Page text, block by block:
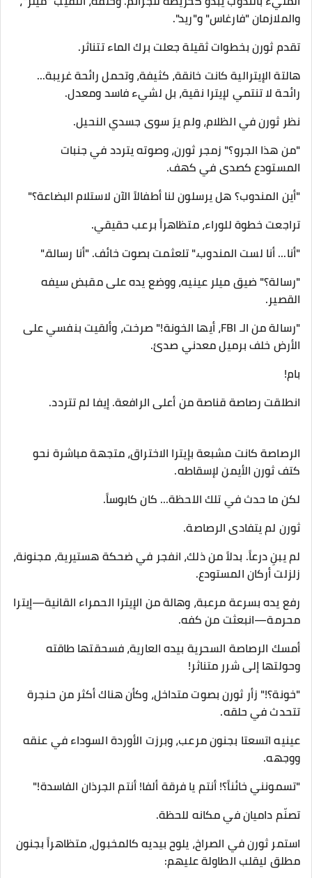
والملازمان "فارغاس" و"ريد".
​تقدم ثورن بخطوات ثقيلة جعلت برك الماء تتناثر.
هالتة الإيترالية كانت خانقة، كثيفة، وتحمل رائحة غريبة...
رائحة لا تنتمي لإيترا نقية، بل لشيء فاسد ومعدل.
​نظر ثورن في الظلام، ولم يرَ سوى جسدي النحيل.
​"من هذا الجرو؟" زمجر ثورن، وصوته يتردد في جنبات
المستودع كصدى في كهف.
"أين المندوب؟ هل يرسلون لنا أطفالاً الآن لاستلام البضاعة؟"
​تراجعت خطوة للوراء، متظاهراً برعب حقيقي.
​"أنا... أنا لست المندوب." تلعثمت بصوت خائف. "أنا رسالة."
​"رسالة؟" ضيق ميلر عينيه، ووضع يده على مقبض سيفه
القصير.
​"رسالة من الـ FBI، أيها الخونة!" صرخت، وألقيت بنفسي على
الأرض خلف برميل معدني صدئ.
​بام!
​انطلقت رصاصة قناصة من أعلى الرافعة. إيفا لم تتردد.
الرصاصة كانت مشبعة بإيترا الاختراق، متجهة مباشرة نحو
كتف ثورن الأيمن لإسقاطه.
​لكن ما حدث في تلك اللحظة... كان كابوساً.
​ثورن لم يتفادى الرصاصة.
لم يبنِ درعاً. بدلاً من ذلك، انفجر في ضحكة هستيرية، مجنونة،
زلزلت أركان المستودع.
رفع يده بسرعة مرعبة، وهالة من الإيترا الحمراء القانية—إيترا
محرمة—انبعثت من كفه.
أمسك الرصاصة السحرية بيده العارية، فسحقتها طاقته
وحولتها إلى شرر متناثر!
​"خونة؟!" زأر ثورن بصوت متداخل، وكأن هناك أكثر من حنجرة
تتحدث في حلقه.
عينيه اتسعتا بجنون مرعب، وبرزت الأوردة السوداء في عنقه
ووجهه.
"تسمونني خائناً؟! أنتم يا فرقة ألفا! أنتم الجرذان الفاسدة!"
​تصنّم داميان في مكانه للحظة.
​استمر ثورن في الصراخ، يلوح بيديه كالمخبول، متظاهراً بجنون
مطلق ليقلب الطاولة عليهم: